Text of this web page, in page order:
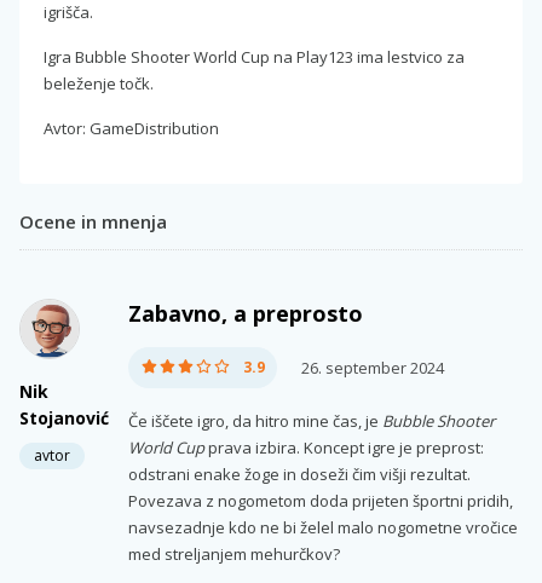
igrišča.
Igra Bubble Shooter World Cup na Play123 ima lestvico za
beleženje točk.
Avtor: GameDistribution
Ocene in mnenja
Nik
Stojanović
avtor
Zabavno, a preprosto
3.9 26. september 2024
Če iščete igro, da hitro mine čas, je Bubble Shooter
World Cupprava izbira. Koncept igre je preprost:
odstrani enake žoge in doseži čim višji rezultat.
Povezava z nogometom doda prijeten športni pridih,
navsezadnje kdo ne bi želel malo nogometne vročice
med streljanjem mehurčkov?